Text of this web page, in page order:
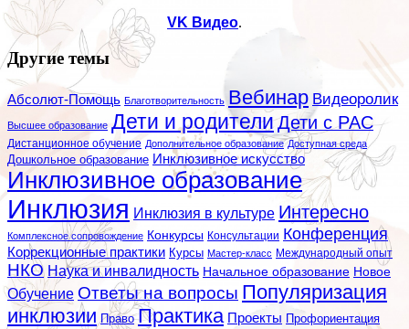
VK Видео.
Другие темы
Абсолют-Помощь Благотворительность Вебинар Видеоролик
Высшее образование Дети и родители Дети с РАС
Дистанционное обучение Дополнительное образование Доступная среда
Дошкольное образование Инклюзивное искусство
Инклюзивное образование
Инклюзия Инклюзия в культуре Интересно
Комплексное сопровождение Конкурсы Консультации Конференция
Коррекционные практики Курсы Мастер-класс Международный опыт
НКО Наука и инвалидность Начальное образование Новое
Обучение Ответы на вопросы Популяризация
инклюзии Право Практика Проекты Профориентация